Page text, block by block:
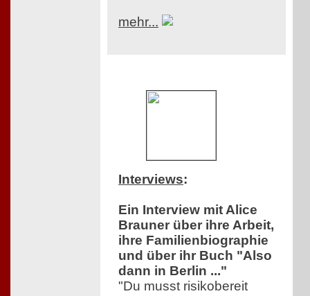
mehr...
Interviews:
Ein Interview mit Alice
Brauner über ihre Arbeit,
ihre Familienbiographie
und über ihr Buch "Also
dann in Berlin ..."
"Du musst risikobereit